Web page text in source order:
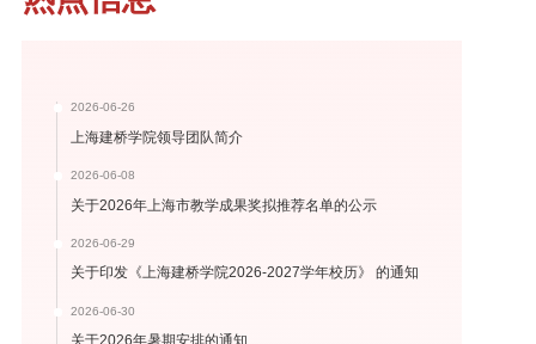
2026-06-26
上海建桥学院领导团队简介
2026-06-08
关于2026年上海市教学成果奖拟推荐名单的公示
2026-06-29
关于印发《上海建桥学院2026-2027学年校历》 的通知
2026-06-30
关于2026年暑期安排的通知